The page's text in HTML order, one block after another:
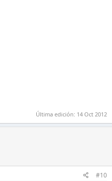
Última edición: 14 Oct 2012
#10